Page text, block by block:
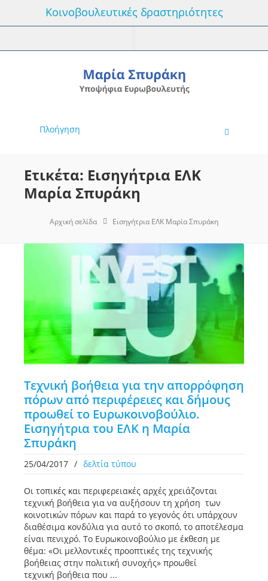
Κοινοβουλευτικές δραστηριότητες
Πλοήγηση
Ετικέτα: Εισηγήτρια ΕΛΚ
Μαρία Σπυράκη
Αρχική σελίδα Εισηγήτρια ΕΛΚ Μαρία Σπυράκη
Τεχνική βοήθεια για την απορρόφηση
πόρων από περιφέρειες και δήμους
προωθεί το Ευρωκοινοβούλιο.
Εισηγήτρια του ΕΛΚ η Μαρία
Σπυράκη
25/04/2017 / δελτία τύπου
Οι τοπικές και περιφερειακές αρχές χρειάζονται
τεχνική βοήθεια για να αυξήσουν τη χρήση των
κοινοτικών πόρων και παρά το γεγονός ότι υπάρχουν
διαθέσιμα κονδύλια για αυτό το σκοπό, το αποτέλεσμα
είναι πενιχρό. Το Ευρωκοινοβούλιο με έκθεση με
θέμα: «Οι μελλοντικές προοπτικές της τεχνικής
βοήθειας στην πολιτική συνοχής» προωθεί
τεχνική βοήθεια που ...